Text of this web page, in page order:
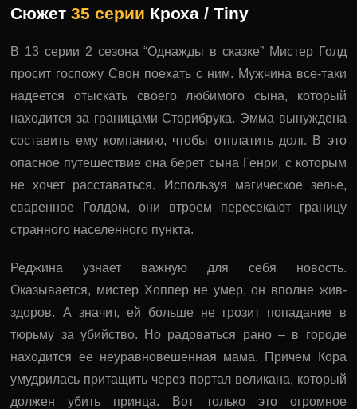
Сюжет35 серии Кроха / Tiny
В 13 серии 2 сезона “Однажды в сказке” Мистер Голд
просит госпожу Свон поехать с ним. Мужчина все-таки
надеется отыскать своего любимого сына, который
находится за границами Сторибрука. Эмма вынуждена
составить ему компанию, чтобы отплатить долг. В это
опасное путешествие она берет сына Генри, с которым
не хочет расставаться. Используя магическое зелье,
сваренное Голдом, они втроем пересекают границу
странного населенного пункта.
Реджина узнает важную для себя новость.
Оказывается, мистер Хоппер не умер, он вполне жив-
здоров. А значит, ей больше не грозит попадание в
тюрьму за убийство. Но радоваться рано – в городе
находится ее неуравновешенная мама. Причем Кора
умудрилась притащить через портал великана, который
должен убить принца. Вот только это огромное